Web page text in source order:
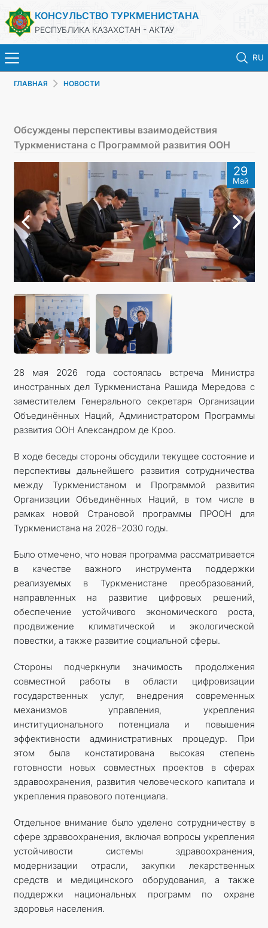
КОНСУЛЬСТВО ТУРКМЕНИСТАНА
РЕСПУБЛИКА КАЗАХСТАН - АКТАУ
RU
ТУРКМЕНИСТАН
КОНСУЛЬСКИЕ УСЛУГИ
МИД
ЗАПИСЬ НА ПРИЕМ
КОНТАКТНЫЕ ДАННЫЕ
ДОКУМЕНТЫ
ПРАЗДНИЧНЫЕ И ПАМЯТНЫЕ ДНИ
ГЛАВНАЯ НОВОСТИ
Обсуждены перспективы взаимодействия
Туркменистана с Программой развития ООН
29
Май
28 мая 2026 года состоялась встреча Министра
иностранных дел Туркменистана Рашида Мередова с
заместителем Генерального секретаря Организации
Объединённых Наций, Администратором Программы
развития ООН Александром де Кроо.
В ходе беседы стороны обсудили текущее состояние и
перспективы дальнейшего развития сотрудничества
между Туркменистаном и Программой развития
Организации Объединённых Наций, в том числе в
рамках новой Страновой программы ПРООН для
Туркменистана на 2026–2030 годы.
Было отмечено, что новая программа рассматривается
в качестве важного инструмента поддержки
реализуемых в Туркменистане преобразований,
направленных на развитие цифровых решений,
обеспечение устойчивого экономического роста,
продвижение климатической и экологической
повестки, а также развитие социальной сферы.
Стороны подчеркнули значимость продолжения
совместной работы в области цифровизации
государственных услуг, внедрения современных
механизмов управления, укрепления
институционального потенциала и повышения
эффективности административных процедур. При
этом была констатирована высокая степень
готовности новых совместных проектов в сферах
здравоохранения, развития человеческого капитала и
укрепления правового потенциала.
Отдельное внимание было уделено сотрудничеству в
сфере здравоохранения, включая вопросы укрепления
устойчивости системы здравоохранения,
модернизации отрасли, закупки лекарственных
средств и медицинского оборудования, а также
поддержки национальных программ по охране
здоровья населения.